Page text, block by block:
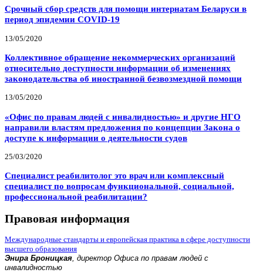
Срочный сбор средств для помощи интернатам Беларуси в
период эпидемии COVID-19
13/05/2020
Коллективное обращение некоммерческих организаций
относительно доступности информации об изменениях
законодательства об иностранной безвозмездной помощи
13/05/2020
«Офис по правам людей с инвалидностью» и другие НГО
направили властям предложения по концепции Закона о
доступе к информации о деятельности судов
25/03/2020
Специалист реабилитолог это врач или комплексный
специалист по вопросам функциональной, социальной,
профессиональной реабилитации?
Правовая информация
Международные стандарты и европейская практика в сфере доступности
высшего образования
Энира Броницкая, директор Офиса по правам людей с
инвалидностью